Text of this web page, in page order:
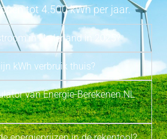
tot 4.500 kWh per jaar.
in Nederland in 2025?
kWh verbruik thuis?
van Energie-Berekenen.NL